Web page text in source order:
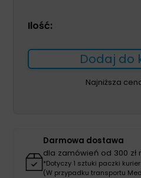
Ilość:
Dodaj do
Najniższa
Darmowa dostawa
dla zamówień od 300 zł
*Dotyczy 1 sztuki paczki
(W przypadku transportu